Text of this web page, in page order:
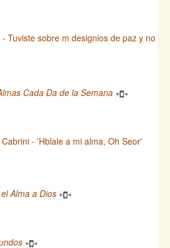
Tuviste sobre m designios de paz y no
Cada Da de la Semana
- 'Hblale a mi alma, Oh Seor'
Alma a Dios